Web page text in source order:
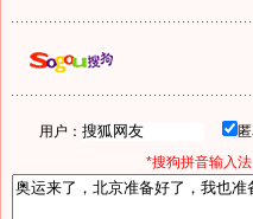
用户：
*搜狗拼音输入